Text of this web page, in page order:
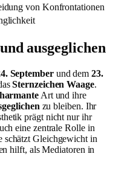
von Konfrontationen
ausgeglichen
Septemberund dem23.
Sternzeichen Waage.
Art und ihre
zu bleiben. Ihr
prägt nicht nur ihr
eine zentrale Rolle in
schätzt Gleichgewicht in
hilft, als Mediatoren in